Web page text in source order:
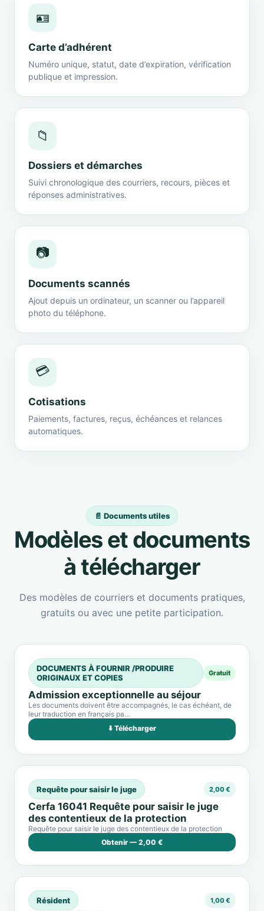
🪪
Carte d’adhérent
Numéro unique, statut, date d’expiration, vérification
publique et impression.
📁
Dossiers et démarches
Suivi chronologique des courriers, recours, pièces et
réponses administratives.
📷
Documents scannés
Ajout depuis un ordinateur, un scanner ou l’appareil
photo du téléphone.
💳
Cotisations
Paiements, factures, reçus, échéances et relances
automatiques.
📄 Documents utiles
Modèles et documents
à télécharger
Des modèles de courriers et documents pratiques,
gratuits ou avec une petite participation.
DOCUMENTS À FOURNIR /PRODUIRE
ORIGINAUX ET COPIES
Gratuit
Admission exceptionnelle au séjour
Les documents doivent être accompagnés, le cas échéant, de
leur traduction en français pa…
⬇️ Télécharger
Requête pour saisir le juge 2,00 €
Cerfa 16041 Requête pour saisir le juge
des contentieux de la protection
Requête pour saisir le juge des contentieux de la protection
Obtenir — 2,00 €
Résident 1,00 €